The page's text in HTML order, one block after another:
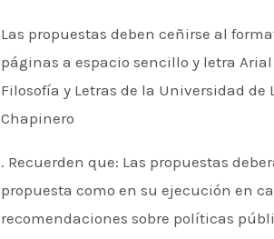
Las propuestas deben ceñirse al
páginas a espacio sencillo y letra
Filosofía y Letras de la Universidad
Chapinero
. Recuerden que: Las propuestas
propuesta como en su ejecución en
recomendaciones sobre políticas